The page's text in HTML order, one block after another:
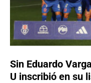
Sin Eduardo
U inscribió en su